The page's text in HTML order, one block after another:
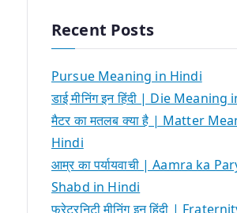
Recent Posts
Pursue Meaning in Hindi
डाई मीनिंग इन हिंदी | Die Meaning
मैटर का मतलब क्या है | Matter
Hindi
आम्र का पर्यायवाची | Aamra ka
Shabd in Hindi
फ्रेटरनिटी मीनिंग इन हिंदी |